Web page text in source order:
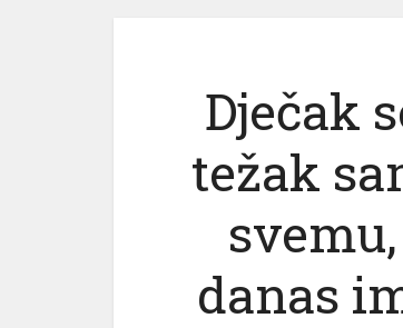
Dječak
težak
danas